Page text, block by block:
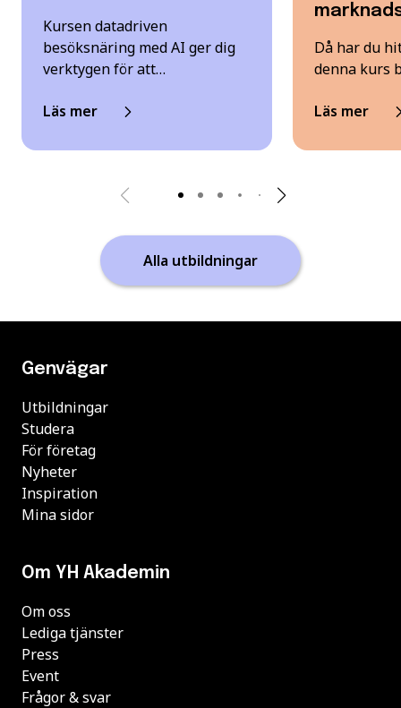
Kursen datadriven
besöksnäring med AI ger dig
verktygen för att…
Läs mer
Då har du
denna kurs
Läs mer
Alla utbildningar
Genvägar
Utbildningar
Studera
För företag
Nyheter
Inspiration
Mina sidor
Om YH Akademin
Om oss
Lediga tjänster
Press
Event
Frågor & svar